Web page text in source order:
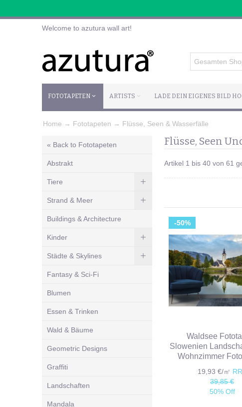
Welcome to azutura wall art!
FOTOTAPETEN ARTISTS LADE DEIN EIGENES BILD
Home → Fototapeten → Flüsse, Seen & Wasserfälle
Flüsse, Seen
Artikel 1 bis 40 von 61
-50%
Waldsee
Slowenien
Wohnzimmer
19,93 €/㎡
39,85 €
50% Off
« Back to Fototapeten
Abstrakt
Tiere
Strand & Meer
Buildings & Architecture
Kinder
Städte & Skylines
Fantasy & Sci-Fi
Blumen
Essen & Trinken
Wald & Bäume
Geometric Designs
Graffiti
Landschaften
Mandala